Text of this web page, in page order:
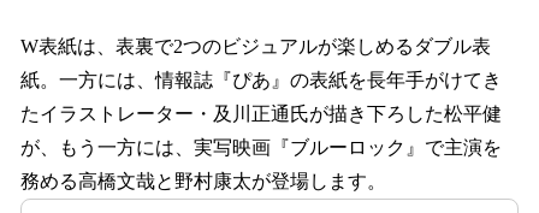
W表紙は、表裏で2つのビジュアルが楽しめるダブル表
紙。一方には、情報誌『ぴあ』の表紙を長年手がけてき
たイラストレーター・及川正通氏が描き下ろした松平健
が、もう一方には、実写映画『ブルーロック』で主演を
務める高橋文哉と野村康太が登場します。